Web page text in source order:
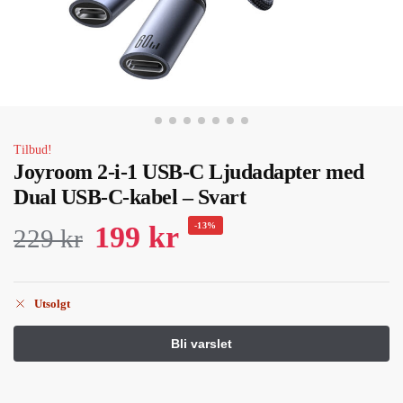
Tilbud!
Joyroom 2-i-1 USB-C Ljudadapter med
Dual USB-C-kabel – Svart
229kr 199 kr -13%
Utsolgt